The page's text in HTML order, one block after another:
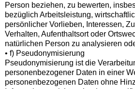
Person beziehen, zu bewerten,
bezüglich Arbeitsleistung,
persönlicher Vorlieben, Interessen,
Verhalten, Aufenthaltsort oder
natürlichen Person zu analysieren
• f) Pseudonymisierung
Pseudonymisierung ist die
personenbezogener Daten in einer
personenbezogenen Daten ohne